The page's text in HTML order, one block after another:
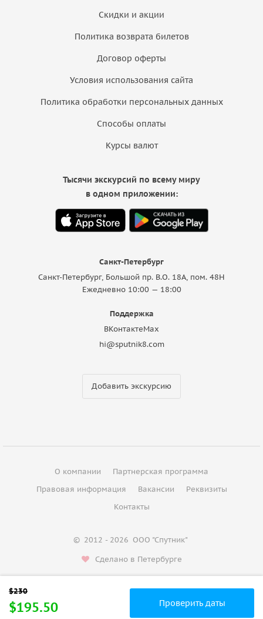
$195.50 Проверить даты
Скидки и акции
Политика возврата билетов
Договор оферты
Условия использования сайта
Политика обработки персональных данных
Способы оплаты
Курсы валют
Санкт-Петербург
Санкт-Петербург, Большой пр. В.О. 18A, пом. 48Н
Ежедневно 10:00 — 18:00
Поддержка
ВКонтактеMax
hi@sputnik8.com
Добавить экскурсию
Тысячи экскурсий по всему миру
в одном приложении:
О компании
Партнерская программа
Правовая информация
Вакансии
Реквизиты
Контакты
© 2012 - 2026 ООО "Спутник"
Сделано в Петербурге